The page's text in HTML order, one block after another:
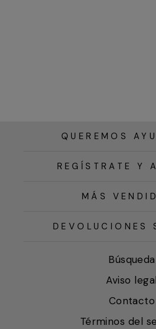
QUEREMOS
REGÍSTRATE Y
MÁS
DEVOLUCIONES
Búsqueda
Aviso legal
Contacto
Términos del